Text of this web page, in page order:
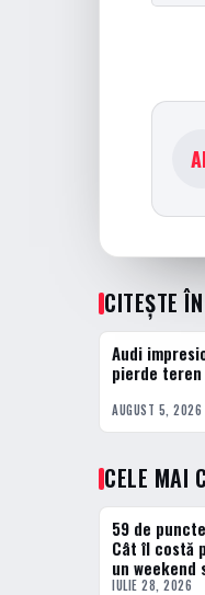
CITEȘTE
FORMULA 1
Audi
pierde
AUGUST 5, 2026
CELE MAI
1 · TOP
59 de
Cât îl costă
un
IULIE 28, 2026